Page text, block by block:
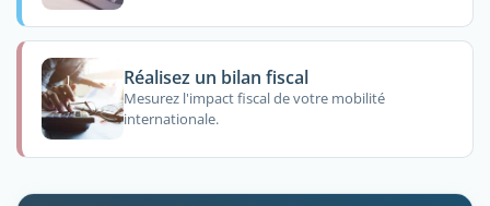
Réalisez un bilan fiscal
Mesurez l'impact fiscal de votre mobilité
internationale.